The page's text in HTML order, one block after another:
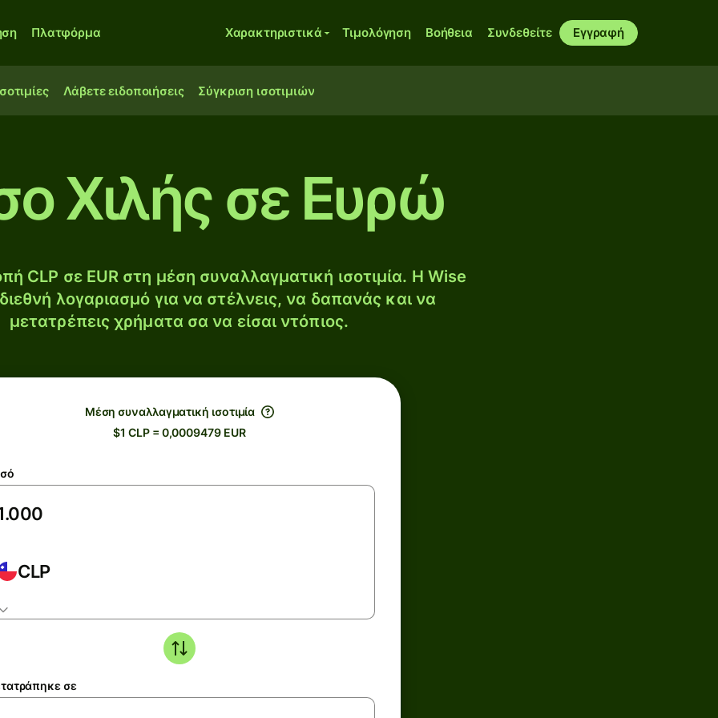
Πλατφόρμα Χαρακτηριστικά Τιμολόγηση Βοήθεια Συνδεθείτε Εγγραφή
Λάβετε ειδοποιήσεις Σύγκριση ισοτιμιών
Χιλής σε Ευρώ
CLP σε EUR στη μέση συναλλαγματική ισοτιμία. Η Wise
λογαριασμό για να στέλνεις, να δαπανάς και να
μετατρέπεις χρήματα σα να είσαι ντόπιος.
Μέση συναλλαγματική ισοτιμία
$1 CLP = 0,0009479 EUR
CLP
σε